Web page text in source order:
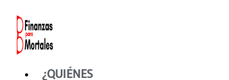
contenido
¿QUIÉNES